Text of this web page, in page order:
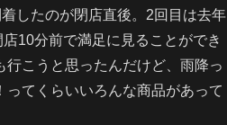
したのが閉店直後。2回目は去年
10分前で満足に見ることができ
こうと思ったんだけど、雨降っ
てくらいいろんな商品があって